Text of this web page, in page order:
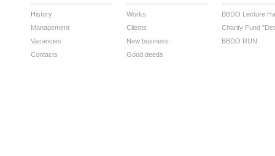
History
Management
Vacancies
Contacts
Works
Clients
New business
Good deeds
BBDO Lecture
Charity Fund
BBDO RUN